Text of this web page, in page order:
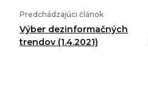
Predchádzajúci článok
Výber dezinformačných
trendov (1.4.2021)